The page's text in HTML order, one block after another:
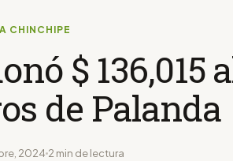
CHINCHIPE
$ 136,015
de Palanda
2024 2 min de lectura